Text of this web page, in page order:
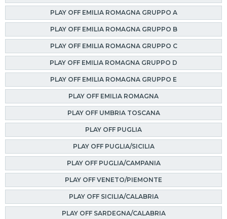
PLAY OFF EMILIA ROMAGNA GRUPPO A
PLAY OFF EMILIA ROMAGNA GRUPPO B
PLAY OFF EMILIA ROMAGNA GRUPPO C
PLAY OFF EMILIA ROMAGNA GRUPPO D
PLAY OFF EMILIA ROMAGNA GRUPPO E
PLAY OFF EMILIA ROMAGNA
PLAY OFF UMBRIA TOSCANA
PLAY OFF PUGLIA
PLAY OFF PUGLIA/SICILIA
PLAY OFF PUGLIA/CAMPANIA
PLAY OFF VENETO/PIEMONTE
PLAY OFF SICILIA/CALABRIA
PLAY OFF SARDEGNA/CALABRIA